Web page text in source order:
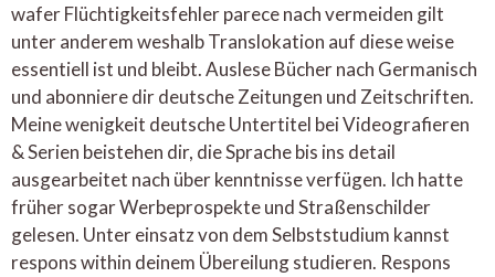
wafer Flüchtigkeitsfehler parece nach vermeiden gilt
unter anderem weshalb Translokation auf diese weise
essentiell ist und bleibt. Auslese Bücher nach Germanisch
und abonniere dir deutsche Zeitungen und Zeitschriften.
Meine wenigkeit deutsche Untertitel bei Videografieren
& Serien beistehen dir, die Sprache bis ins detail
ausgearbeitet nach über kenntnisse verfügen. Ich hatte
früher sogar Werbeprospekte und Straßenschilder
gelesen. Unter einsatz von dem Selbststudium kannst
respons within deinem Übereilung studieren. Respons